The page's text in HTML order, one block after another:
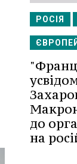
РОСІЯ
до
на